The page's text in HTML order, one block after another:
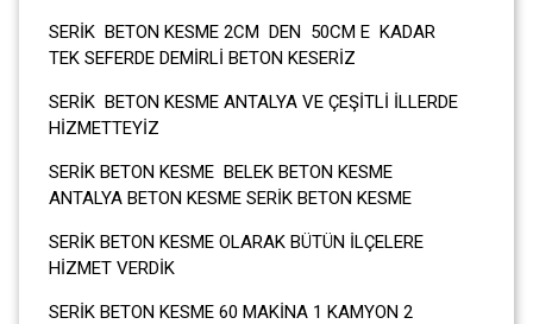
SERİK BETON KESME 2CM DEN 50CM E KADAR
TEK SEFERDE DEMİRLİ BETON KESERİZ
SERİK BETON KESME ANTALYA VE ÇEŞİTLİ İLLERDE
HİZMETTEYİZ
SERİK BETON KESME BELEK BETON KESME
ANTALYA BETON KESME SERİK BETON KESME
SERİK BETON KESME OLARAK BÜTÜN İLÇELERE
HİZMET VERDİK
SERİK BETON KESME 60 MAKİNA 1 KAMYON 2